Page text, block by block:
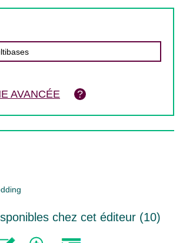
AVANCÉE
chez cet éditeur (10)